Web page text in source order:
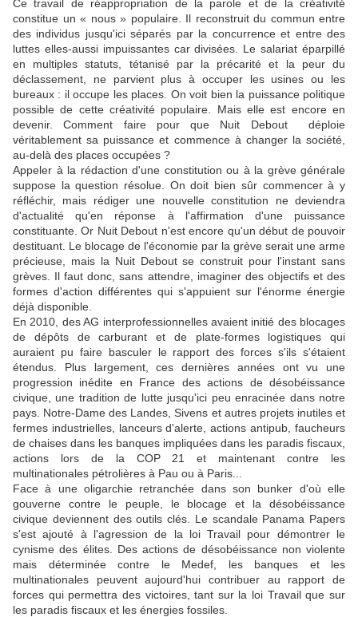
Ce travail de réappropriation de la parole et de la créativité
constitue un « nous » populaire. Il reconstruit du commun entre
des individus jusqu'ici séparés par la concurrence et entre des
luttes elles-aussi impuissantes car divisées. Le salariat éparpillé
en multiples statuts, tétanisé par la précarité et la peur du
déclassement, ne parvient plus à occuper les usines ou les
bureaux : il occupe les places. On voit bien la puissance politique
possible de cette créativité populaire. Mais elle est encore en
devenir. Comment faire pour que Nuit Debout déploie
véritablement sa puissance et commence à changer la société,
au-delà des places occupées ?
Appeler à la rédaction d'une constitution ou à la grève générale
suppose la question résolue. On doit bien sûr commencer à y
réfléchir, mais rédiger une nouvelle constitution ne deviendra
d'actualité qu'en réponse à l'affirmation d'une puissance
constituante. Or Nuit Debout n'est encore qu'un début de pouvoir
destituant. Le blocage de l'économie par la grève serait une arme
précieuse, mais la Nuit Debout se construit pour l'instant sans
grèves. Il faut donc, sans attendre, imaginer des objectifs et des
formes d'action différentes qui s'appuient sur l'énorme énergie
déjà disponible.
En 2010, des AG interprofessionnelles avaient initié des blocages
de dépôts de carburant et de plate-formes logistiques qui
auraient pu faire basculer le rapport des forces s'ils s'étaient
étendus. Plus largement, ces dernières années ont vu une
progression inédite en France des actions de désobéissance
civique, une tradition de lutte jusqu'ici peu enracinée dans notre
pays. Notre-Dame des Landes, Sivens et autres projets inutiles et
fermes industrielles, lanceurs d'alerte, actions antipub, faucheurs
de chaises dans les banques impliquées dans les paradis fiscaux,
actions lors de la COP 21 et maintenant contre les
multinationales pétrolières à Pau ou à Paris...
Face à une oligarchie retranchée dans son bunker d'où elle
gouverne contre le peuple, le blocage et la désobéissance
civique deviennent des outils clés. Le scandale Panama Papers
s'est ajouté à l'agression de la loi Travail pour démontrer le
cynisme des élites. Des actions de désobéissance non violente
mais déterminée contre le Medef, les banques et les
multinationales peuvent aujourd'hui contribuer au rapport de
forces qui permettra des victoires, tant sur la loi Travail que sur
les paradis fiscaux et les énergies fossiles.